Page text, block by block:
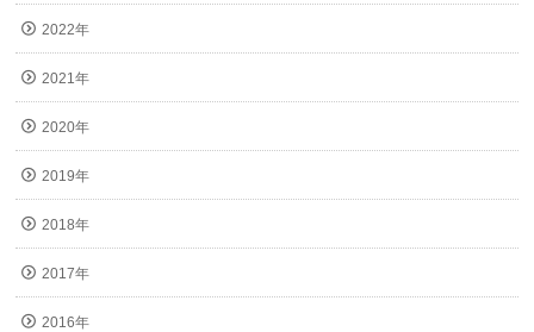
2022年
2021年
2020年
2019年
2018年
2017年
2016年